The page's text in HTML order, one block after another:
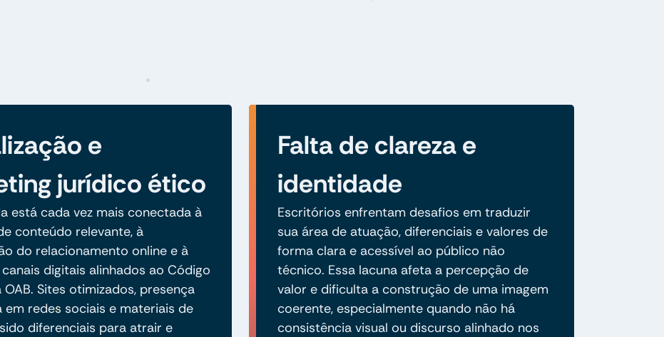
e
jurídico ético
está cada vez mais conectada à
conteúdo relevante, à
do relacionamento online e à
digitais alinhados ao Código
Sites otimizados, presença
em redes sociais e materiais de
diferenciais para atrair e
Falta de clareza e
identidade
Escritórios enfrentam desafios em traduzir
sua área de atuação, diferenciais e valores de
forma clara e acessível ao público não
técnico. Essa lacuna afeta a percepção de
valor e dificulta a construção de uma imagem
coerente, especialmente quando não há
consistência visual ou discurso alinhado nos